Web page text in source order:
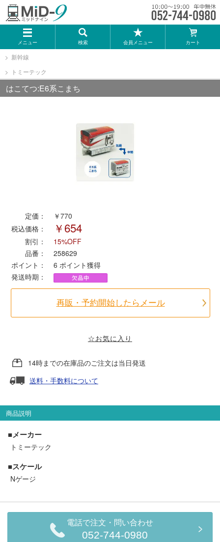
メニュー 検索 会員メニュー カート
メーカー一覧
TOMIX
KATO
タカラトミー（プラレール）
ポポンデッタ
MODEMO(モデモ)
TTC
セール品・キャンペーン
セール商品
関東
新幹線
トミーテック
はこてつ:E6系こまち
定価：
￥770
税込価格：
￥654
割引：
15%OFF
品番：
258629
ポイント：
6 ポイント獲得
発送時期：
再販・予約開始したらメール
☆お気に入り
14時までの在庫品のご注文は当日発送
送料・手数料について
商品説明
■メーカー
トミーテック
■スケール
Nゲージ
電話で注文・問い合わせ
052-744-0980